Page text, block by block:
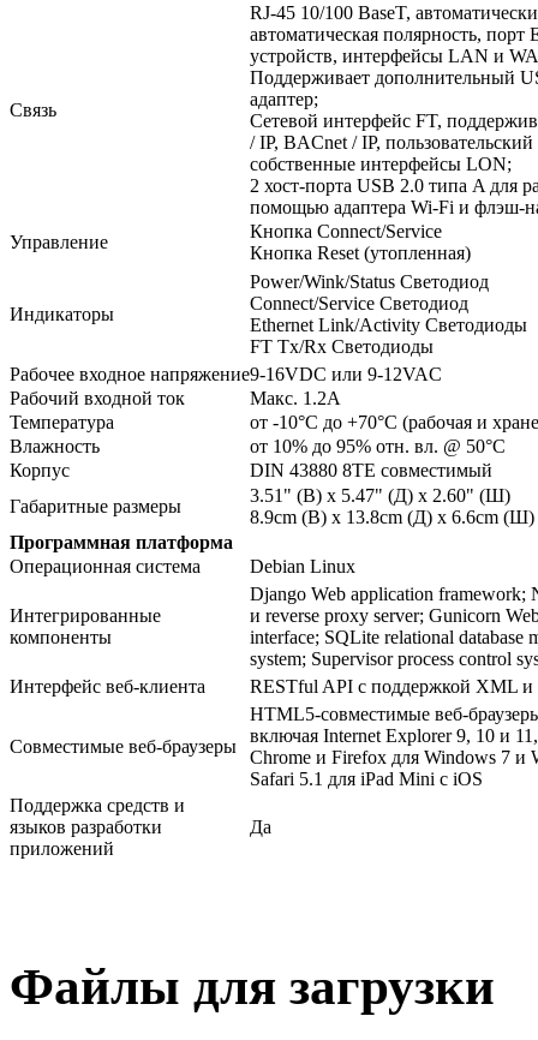
Связь
RJ-45 10/100 BaseT,
автоматическая полярность, порт
устройств, интерфейсы LAN и
Поддерживает дополнительный
адаптер;
Сетевой интерфейс FT,
/ IP, BACnet / IP,
собственные интерфейсы LON;
2 хост-порта USB 2.0 типа A для
помощью адаптера Wi-Fi и флэш-
Управление
Кнопка Connect/Service
Кнопка Reset (утопленная)
Индикаторы
Power/Wink/Status Светодиод
Connect/Service Светодиод
Ethernet Link/Activity Светодиоды
FT Tx/Rx Светодиоды
Рабочее входное напряжение9-16VDC или 9-12VAC
Рабочий входной ток
Макс. 1.2A
Температура
от -10°C до +70°C (рабочая и
Влажность
от 10% до 95% отн. вл. @ 50°C
Корпус
DIN 43880 8TE совместимый
Габаритные размеры
3.51" (В) x 5.47" (Д) x 2.60" (Ш)
8.9cm (В) x 13.8cm (Д) x 6.6cm (Ш)
Программная платформа
Операционная система
Debian Linux
Интегрированные
компоненты
Django Web application framework;
и reverse proxy server; Gunicorn
interface; SQLite relational database
system; Supervisor process control
Интерфейс веб-клиента
RESTful API с поддержкой XML и
Совместимые веб-браузеры
HTML5-совместимые веб-
включая Internet Explorer 9, 10 и 11,
Chrome и Firefox для Windows 7 и
Safari 5.1 для iPad Mini с iOS
Поддержка средств и
языков разработки
приложений
Да
Файлы для загрузки